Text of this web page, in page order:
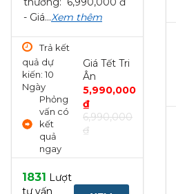
quả dự
kiến: 1 Ngày
Viet
Green
Visa
Giá Tết Tri
350,000
₫
550,000 ₫
2083
Lượt tư